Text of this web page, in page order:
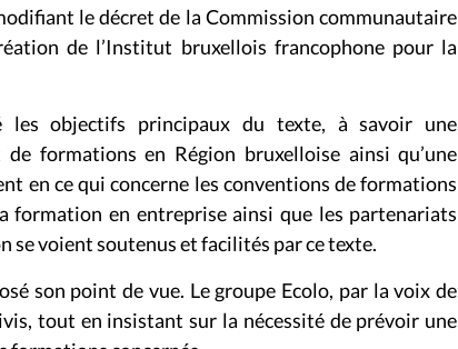
le décret de la Commission communautaire
de l’Institut bruxellois francophone pour la
les objectifs principaux du texte, à savoir une
formations en Région bruxelloise ainsi qu’une
en ce qui concerne les conventions de formations
formation en entreprise ainsi que les partenariats
se voient soutenus et facilités par ce texte.
son point de vue. Le groupe Ecolo, par la voix de
tout en insistant sur la nécessité de prévoir une